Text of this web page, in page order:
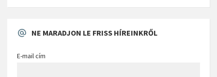
NE MARADJON LE FRISS HÍREINKRŐL
E-mail cím